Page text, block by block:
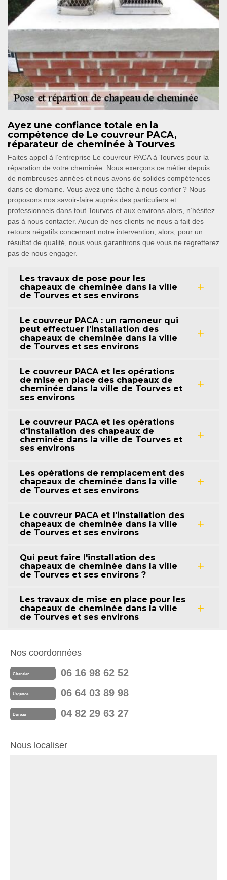
Ayez une confiance totale en la
compétence de Le couvreur PACA,
réparateur de cheminée à Tourves
Faites appel à l’entreprise Le couvreur PACA à Tourves pour la
réparation de votre cheminée. Nous exerçons ce métier depuis
de nombreuses années et nous avons de solides compétences
dans ce domaine. Vous avez une tâche à nous confier ? Nous
proposons nos savoir-faire auprès des particuliers et
professionnels dans tout Tourves et aux environs alors, n’hésitez
pas à nous contacter. Aucun de nos clients ne nous a fait des
retours négatifs concernant notre intervention, alors, pour un
résultat de qualité, nous vous garantirons que vous ne regretterez
pas de nous engager.
Les travaux de pose pour les
chapeaux de cheminée dans la ville
de Tourves et ses environs
Le couvreur PACA : un ramoneur qui
peut effectuer l'installation des
chapeaux de cheminée dans la ville
de Tourves et ses environs
Le couvreur PACA et les opérations
de mise en place des chapeaux de
cheminée dans la ville de Tourves et
ses environs
Le couvreur PACA et les opérations
d'installation des chapeaux de
cheminée dans la ville de Tourves et
ses environs
Les opérations de remplacement des
chapeaux de cheminée dans la ville
de Tourves et ses environs
Le couvreur PACA et l'installation des
chapeaux de cheminée dans la ville
de Tourves et ses environs
Qui peut faire l'installation des
chapeaux de cheminée dans la ville
de Tourves et ses environs ?
Les travaux de mise en place pour les
chapeaux de cheminée dans la ville
de Tourves et ses environs
Nos coordonnées
Chantier 06 16 98 62 52
Urgence 06 64 03 89 98
Bureau 04 82 29 63 27
Nous localiser